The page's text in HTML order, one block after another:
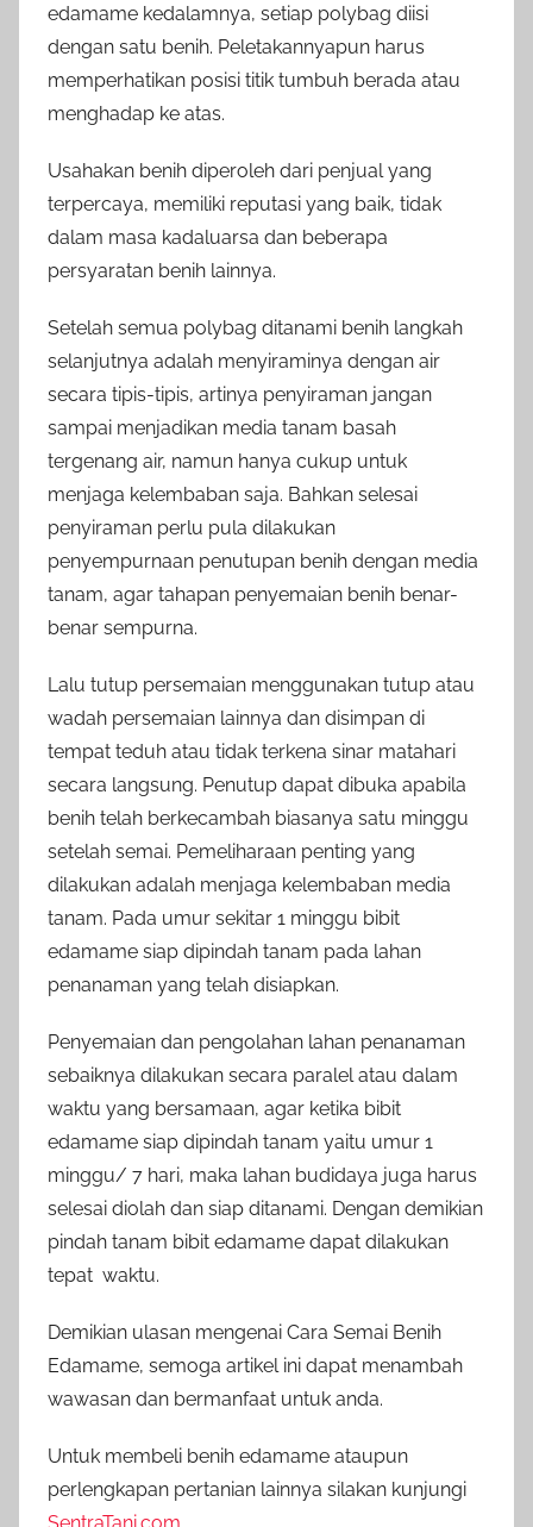
edamame kedalamnya, setiap polybag diisi
dengan satu benih. Peletakannyapun harus
memperhatikan posisi titik tumbuh berada atau
menghadap ke atas.
Usahakan benih diperoleh dari penjual yang
terpercaya, memiliki reputasi yang baik, tidak
dalam masa kadaluarsa dan beberapa
persyaratan benih lainnya.
Setelah semua polybag ditanami benih langkah
selanjutnya adalah menyiraminya dengan air
secara tipis-tipis, artinya penyiraman jangan
sampai menjadikan media tanam basah
tergenang air, namun hanya cukup untuk
menjaga kelembaban saja. Bahkan selesai
penyiraman perlu pula dilakukan
penyempurnaan penutupan benih dengan media
tanam, agar tahapan penyemaian benih benar-
benar sempurna.
Lalu tutup persemaian menggunakan tutup atau
wadah persemaian lainnya dan disimpan di
tempat teduh atau tidak terkena sinar matahari
secara langsung. Penutup dapat dibuka apabila
benih telah berkecambah biasanya satu minggu
setelah semai. Pemeliharaan penting yang
dilakukan adalah menjaga kelembaban media
tanam. Pada umur sekitar 1 minggu bibit
edamame siap dipindah tanam pada lahan
penanaman yang telah disiapkan.
Penyemaian dan pengolahan lahan penanaman
sebaiknya dilakukan secara paralel atau dalam
waktu yang bersamaan, agar ketika bibit
edamame siap dipindah tanam yaitu umur 1
minggu/ 7 hari, maka lahan budidaya juga harus
selesai diolah dan siap ditanami. Dengan demikian
pindah tanam bibit edamame dapat dilakukan
tepat waktu.
Demikian ulasan mengenai Cara Semai Benih
Edamame, semoga artikel ini dapat menambah
wawasan dan bermanfaat untuk anda.
Untuk membeli benih edamame ataupun
perlengkapan pertanian lainnya silakan kunjungi
SentraTani.com